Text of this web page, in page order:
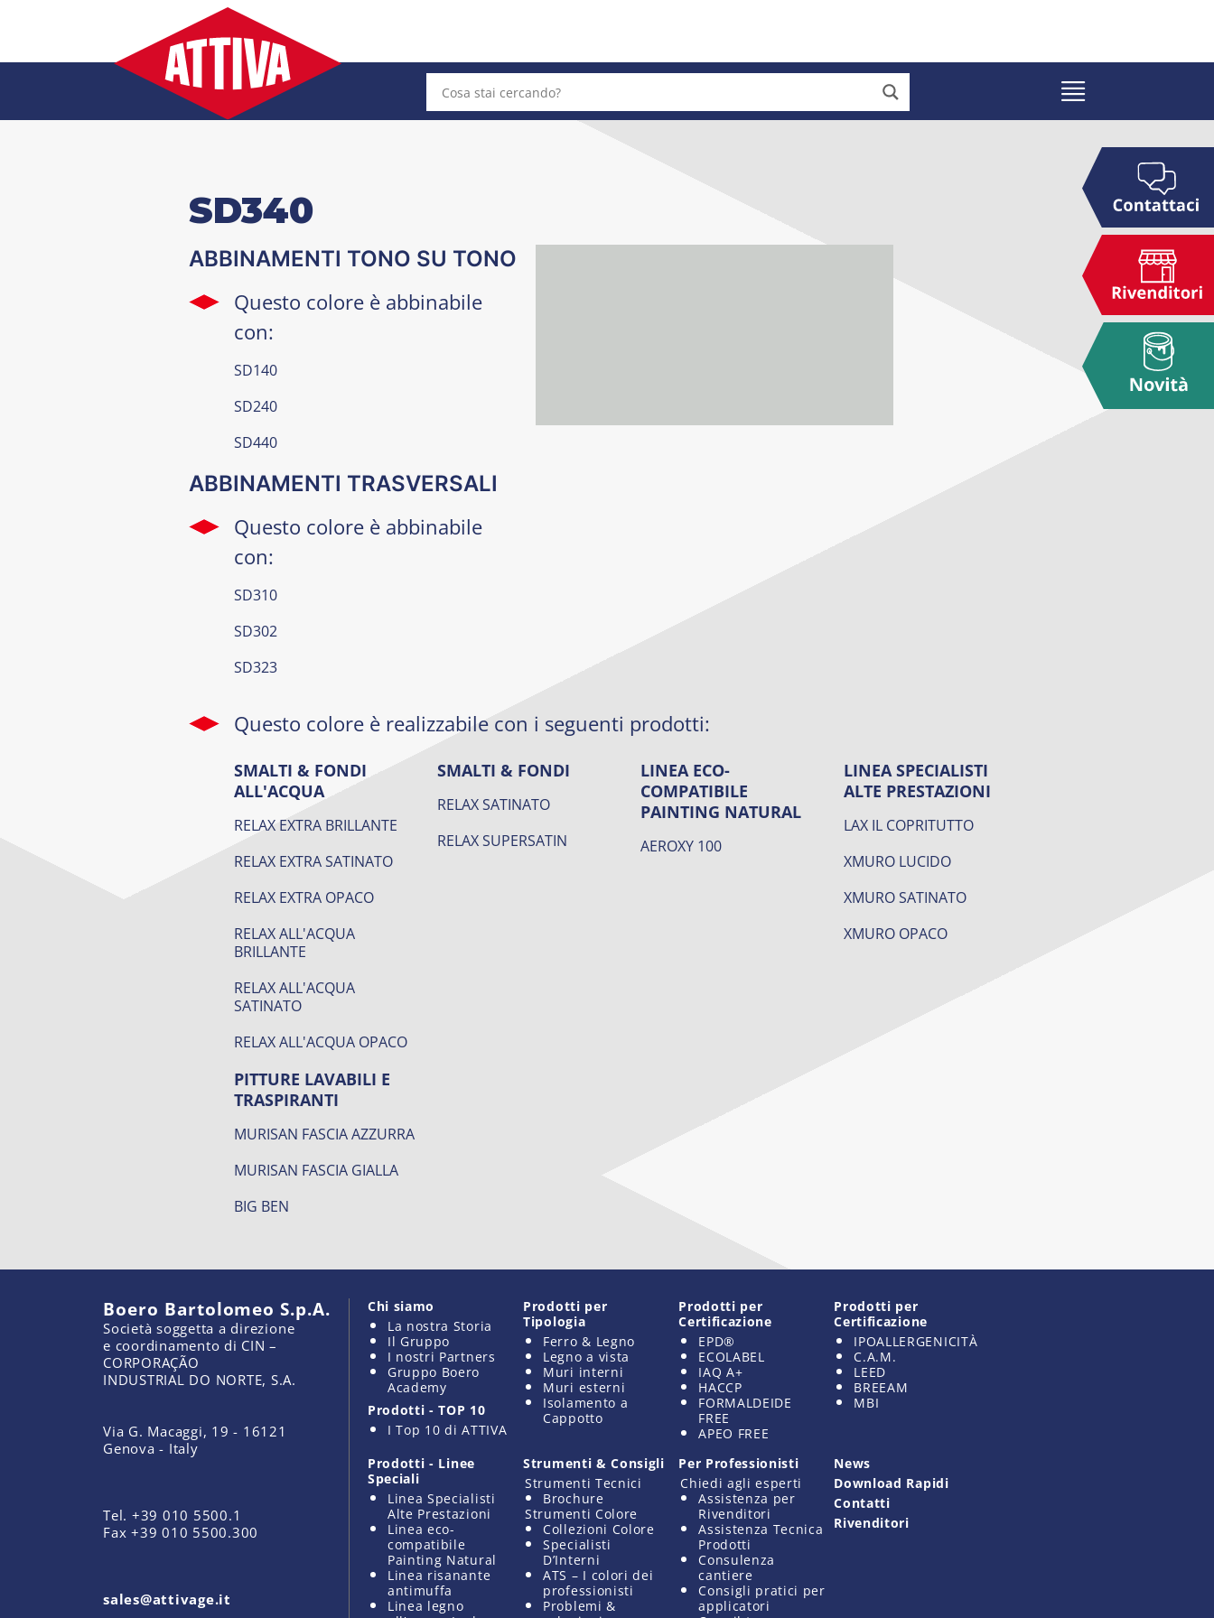
contenuto
SD340
ABBINAMENTI TONO SU TONO
Questo colore è abbinabile
con:
SD140
SD240
SD440
ABBINAMENTI TRASVERSALI
Questo colore è abbinabile
con:
SD310
SD302
SD323
Questo colore è realizzabile con i seguenti prodotti:
SMALTI & FONDI
ALL'ACQUA
RELAX EXTRA BRILLANTE
RELAX EXTRA SATINATO
RELAX EXTRA OPACO
RELAX ALL'ACQUA
BRILLANTE
RELAX ALL'ACQUA
SATINATO
RELAX ALL'ACQUA OPACO
SMALTI & FONDI
RELAX SATINATO
RELAX SUPERSATIN
LINEA ECO-
COMPATIBILE
PAINTING NATURAL
AEROXY 100
LINEA SPECIALISTI
ALTE PRESTAZIONI
LAX IL COPRITUTTO
XMURO LUCIDO
XMURO SATINATO
XMURO OPACO
PITTURE LAVABILI E
TRASPIRANTI
MURISAN FASCIA AZZURRA
MURISAN FASCIA GIALLA
BIG BEN
Boero Bartolomeo S.p.A.
Società soggetta a direzione
e coordinamento di CIN –
CORPORAÇÃO
INDUSTRIAL DO NORTE, S.A.
Via G. Macaggi, 19 - 16121
Genova - Italy
Tel. +39 010 5500.1
Fax +39 010 5500.300
sales@attivage.it
Chi siamo
La nostra Storia
Il Gruppo
I nostri Partners
Gruppo Boero
Academy
Prodotti - TOP 10
I Top 10 di ATTIVA
Prodotti per
Tipologia
Ferro & Legno
Legno a vista
Muri interni
Muri esterni
Isolamento a
Cappotto
Prodotti per
Certificazione
EPD®
ECOLABEL
IAQ A+
HACCP
FORMALDEIDE
FREE
APEO FREE
Prodotti per
Certificazione
IPOALLERGENICITÀ
C.A.M.
LEED
BREEAM
MBI
Prodotti - Linee
Speciali
Linea Specialisti
Alte Prestazioni
Linea eco-
compatibile
Painting Natural
Linea risanante
antimuffa
Linea legno
Strumenti & Consigli
Strumenti Tecnici
Brochure
Strumenti Colore
Collezioni Colore
Specialisti
D’Interni
ATS – I colori dei
professionisti
Problemi &
Per Professionisti
Chiedi agli esperti
Assistenza per
Rivenditori
Assistenza Tecnica
Prodotti
Consulenza
cantiere
Consigli pratici per
applicatori
News
Download Rapidi
Contatti
Rivenditori